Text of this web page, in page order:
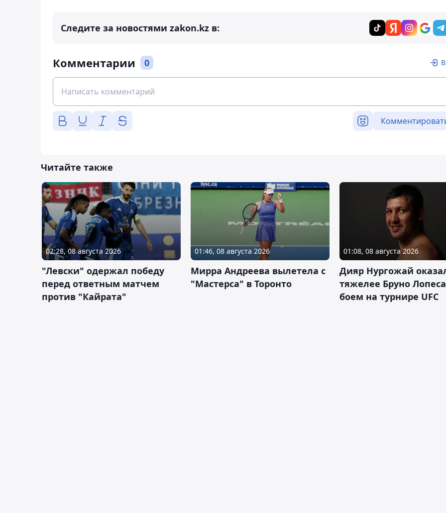
Следите за новостями zakon.kz в:
Комментарии 0
Читайте также
02:28, 08 августа 2026
"Левски" одержал победу
перед ответным матчем
против "Кайрата"
01:46, 08 августа 2026
Мирра Андреева вылетела с
"Мастерса" в Торонто
01:08, 08 августа 2026
Дияр Нургожай
тяжелее Бруно
боем на турнире UFC